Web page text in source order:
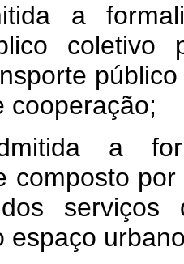
a
coletivo
cooperação;
a
composto
dos
espaço